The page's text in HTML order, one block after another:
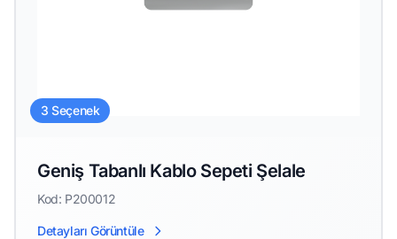
3 Seçenek
Geniş Tabanlı Kablo Sepeti Şelale
Kod: P200012
Detayları Görüntüle